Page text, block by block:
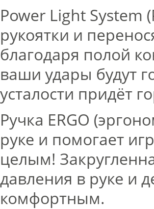
Power Light System
рукоятки и
благодаря полой
ваши удары будут
усталости придёт
Ручка ERGO
руке и помогает
целым!
давления в руке и
комфортным.